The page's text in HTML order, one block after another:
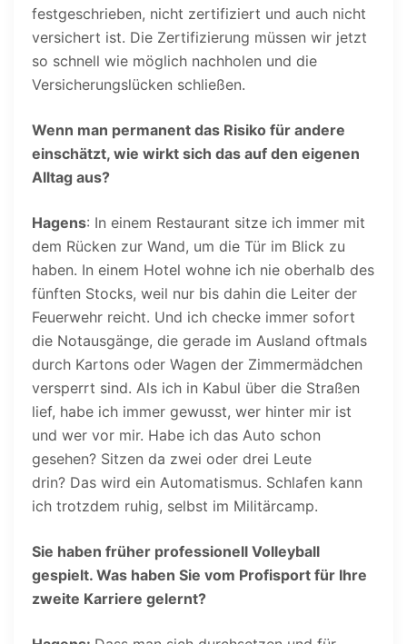
festgeschrieben, nicht zertifiziert und auch nicht
versichert ist. Die Zertifizierung müssen wir jetzt
so schnell wie möglich nachholen und die
Versicherungslücken schließen.
Wenn man permanent das Risiko für andere
einschätzt, wie wirkt sich das auf den eigenen
Alltag aus?
Hagens: In einem Restaurant sitze ich immer mit
dem Rücken zur Wand, um die Tür im Blick zu
haben. In einem Hotel wohne ich nie oberhalb des
fünften Stocks, weil nur bis dahin die Leiter der
Feuerwehr reicht. Und ich checke immer sofort
die Notausgänge, die gerade im Ausland oftmals
durch Kartons oder Wagen der Zimmermädchen
versperrt sind. Als ich in Kabul über die Straßen
lief, habe ich immer gewusst, wer hinter mir ist
und wer vor mir. Habe ich das Auto schon
gesehen? Sitzen da zwei oder drei Leute
drin? Das wird ein Automatismus. Schlafen kann
ich trotzdem ruhig, selbst im Militärcamp.
Sie haben früher professionell Volleyball
gespielt. Was haben Sie vom Profisport für Ihre
zweite Karriere gelernt?